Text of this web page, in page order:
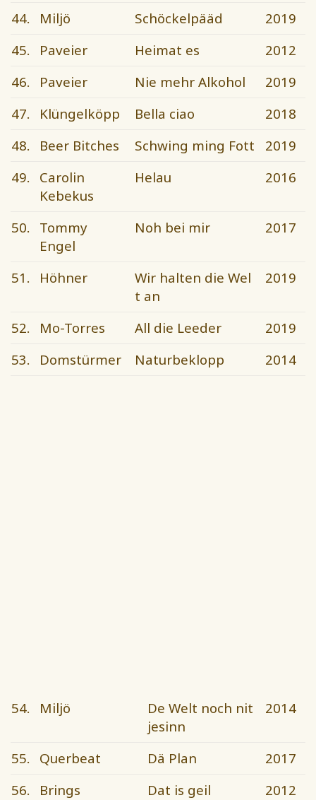
44. Miljö Schöckelpääd
2019
45.
Paveier Heimat es
2012
46.
Paveier Nie mehr Alkohol
2019
47.
Klüngelköpp Bella ciao
2018
48.
Beer Bitches Schwing ming Fott
2019
49.
Carolin
Kebekus
Helau 2016
50.
Tommy
Engel
Noh bei mir 2017
51. Höhner
Wir halten die Wel
t an
2019
52. Mo-Torres All die Leeder
2019
53.
Domstürmer Naturbeklopp 2014
54. Miljö
De Welt noch nit
jesinn
2014
55. Querbeat Dä Plan
2017
56.
Brings Dat is geil
2012